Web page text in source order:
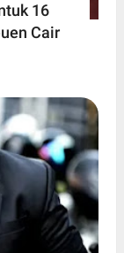
16
Cair